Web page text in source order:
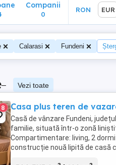
Companii
0
RON EUR
Calarasi Fundeni
– Vezi toate
8 Casa plus teren de
Casă de vânzare Fundeni,
familie, situată într-o zonă
Compartimentare: living, 2
construcție nouă lipită de casă